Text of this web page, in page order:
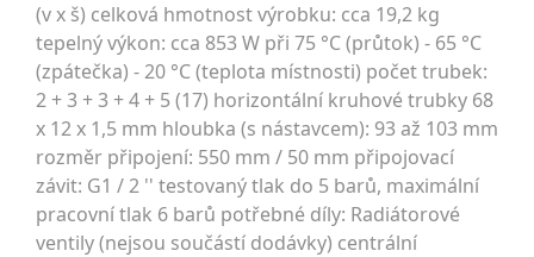
(v x š) celková hmotnost výrobku: cca 19,2 kg
tepelný výkon: cca 853 W při 75 °C (průtok) - 65 °C
(zpátečka) - 20 °C (teplota místnosti) počet trubek:
2 + 3 + 3 + 4 + 5 (17) horizontální kruhové trubky 68
x 12 x 1,5 mm hloubka (s nástavcem): 93 až 103 mm
rozměr připojení: 550 mm / 50 mm připojovací
závit: G1 / 2 '' testovaný tlak do 5 barů, maximální
pracovní tlak 6 barů potřebné díly: Radiátorové
ventily (nejsou součástí dodávky) centrální